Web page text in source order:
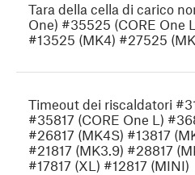
Tara della cella di carico
One) #35525 (CORE One
#13525 (MK4) #27525
Timeout dei riscaldatori
#35817 (CORE One L)
#26817 (MK4S) #13817
#21817 (MK3.9) #28817
#17817 (XL) #12817 (MINI)